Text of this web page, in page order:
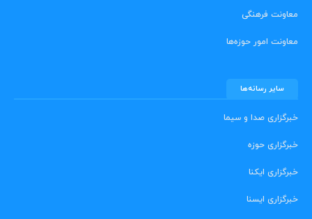
معاونت فرهنگی
معاونت امور حوزه‌ها
سایر رسانه‌ها
خبرگزاری صدا و سیما
خبرگزاری حوزه
خبرگزاری ایکنا
خبرگزاری ایسنا